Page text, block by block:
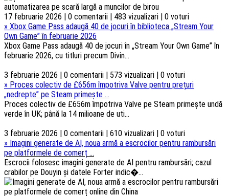
17 februarie 2026 | 0 comentarii | 483 vizualizari | 0 voturi
» Xbox Game Pass adaugă 40 de jocuri în biblioteca „Stream Your
Own Game” în februarie 2026
Xbox Game Pass adaugă 40 de jocuri în „Stream Your Own Game” în
februarie 2026, cu titluri precum Divin...
3 februarie 2026 | 0 comentarii | 573 vizualizari | 0 voturi
» Proces colectiv de £656m împotriva Valve pentru prețuri
„nedrepte” pe Steam primește ...
Proces colectiv de £656m împotriva Valve pe Steam primește undă
verde în UK; până la 14 milioane de uti...
3 februarie 2026 | 0 comentarii | 610 vizualizari | 0 voturi
» Imagini generate de AI, noua armă a escrocilor pentru rambursări
pe platformele de comerț ...
Escrocii folosesc imagini generate de AI pentru rambursări; cazul
crabilor pe Douyin și datele Forter indic�...